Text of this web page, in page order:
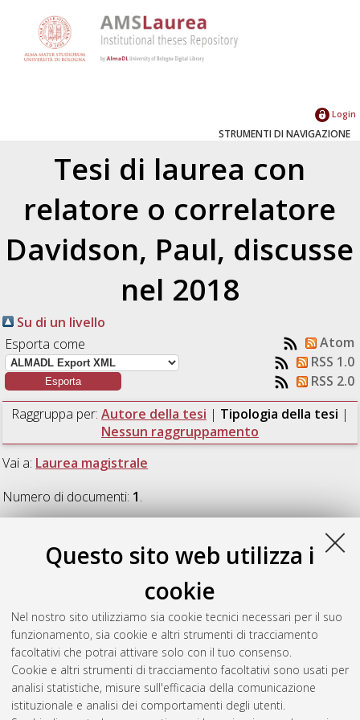
Questo sito web utilizza i
cookie
Nel nostro sito utilizziamo sia cookie tecnici necessari per il suo
funzionamento, sia cookie e altri strumenti di tracciamento
facoltativi che potrai attivare solo con il tuo consenso.
Cookie e altri strumenti di tracciamento facoltativi sono usati per
analisi statistiche, misure sull'efficacia della comunicazione
istituzionale e analisi dei comportamenti degli utenti.
Login
STRUMENTI DI NAVIGAZIONE
Tesi di laurea con
relatore o correlatore
Davidson, Paul, discusse
nel 2018
Su di un livello
Esporta come
Atom
RSS 1.0
RSS 2.0
Raggruppa per: Autore della tesi | Tipologia della tesi |
Nessun raggruppamento
Vai a: Laurea magistrale
Numero di documenti: 1.
Laurea magistrale
(2018)Buckling analysis of steel H beam-
Eurocodes.[Laurea magistrale], Università di Bologna, Corso
di Studio inCivil engineering [LM-DM270] , Documento full-text
non disponibile
Questa lista e' stata generata ilMon Aug 10 11:42:27 2026